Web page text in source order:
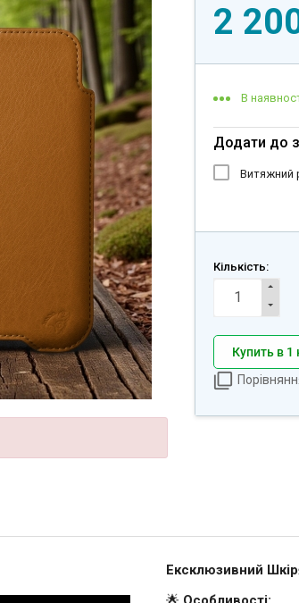
2
В
Додати до
Витяжний
Кількість:
Купить в 1
Ексклюзивний